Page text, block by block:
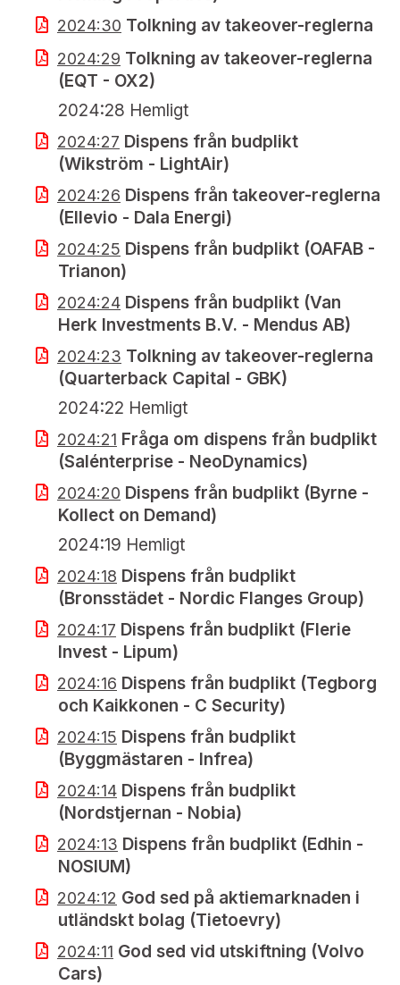
2024:30 Tolkning av takeover-reglerna
2024:29 Tolkning av takeover-reglerna
(EQT - OX2)
2024:28 Hemligt
2024:27 Dispens från budplikt
(Wikström - LightAir)
2024:26 Dispens från takeover-reglerna
(Ellevio - Dala Energi)
2024:25 Dispens från budplikt (OAFAB -
Trianon)
2024:24 Dispens från budplikt (Van
Herk Investments B.V. - Mendus AB)
2024:23 Tolkning av takeover-reglerna
(Quarterback Capital - GBK)
2024:22 Hemligt
2024:21 Fråga om dispens från budplikt
(Salénterprise - NeoDynamics)
2024:20 Dispens från budplikt (Byrne -
Kollect on Demand)
2024:19 Hemligt
2024:18 Dispens från budplikt
(Bronsstädet - Nordic Flanges Group)
2024:17 Dispens från budplikt (Flerie
Invest - Lipum)
2024:16 Dispens från budplikt (Tegborg
och Kaikkonen - C Security)
2024:15 Dispens från budplikt
(Byggmästaren - Infrea)
2024:14 Dispens från budplikt
(Nordstjernan - Nobia)
2024:13 Dispens från budplikt (Edhin -
NOSIUM)
2024:12 God sed på aktiemarknaden i
utländskt bolag (Tietoevry)
2024:11 God sed vid utskiftning (Volvo
Cars)